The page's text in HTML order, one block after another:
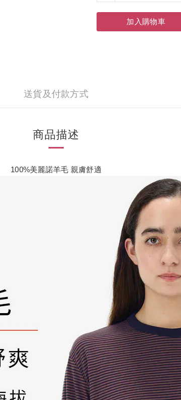
加入購物車
送貨及付款方式
商品描述
100%美麗諾羊毛 親膚舒適